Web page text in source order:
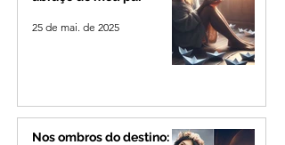
25 de mai. de 2025
Nos ombros do destino: